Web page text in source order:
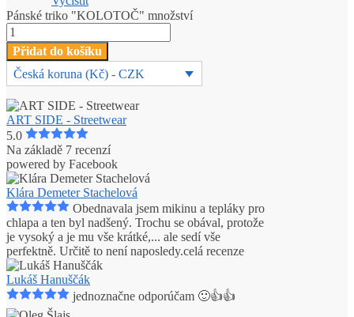
Pánské triko "KOLOTOČ" množství
Přidat do košíku
Česká koruna (Kč) - CZK
ART SIDE - Streetwear
5.0
Na základě 7 recenzí
powered by Facebook
Klára Demeter Stachelová
Obednavala jsem mikinu a tepláky pro
chlapa a ten byl nadšený. Trochu se obával, protože
je vysoký a je mu vše krátké,... ale sedí vše
perfektně. Určitě to není naposledy.celá recenze
Lukáš Hanuščák
jednoznačne odporúčam 🙂👍👍